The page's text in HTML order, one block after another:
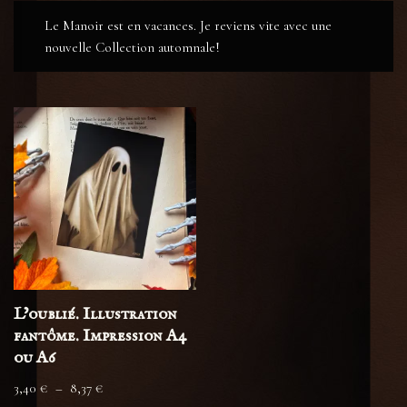
Le Manoir est en vacances. Je reviens vite avec une
nouvelle Collection automnale!
L’oublié. Illustration
fantôme. Impression A4
ou A6
3,40 € – 8,37 €